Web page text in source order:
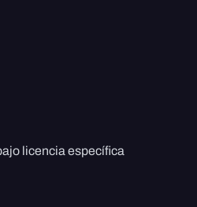
licencia específica